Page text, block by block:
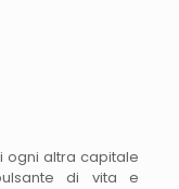
ogni altra capitale
di vita e